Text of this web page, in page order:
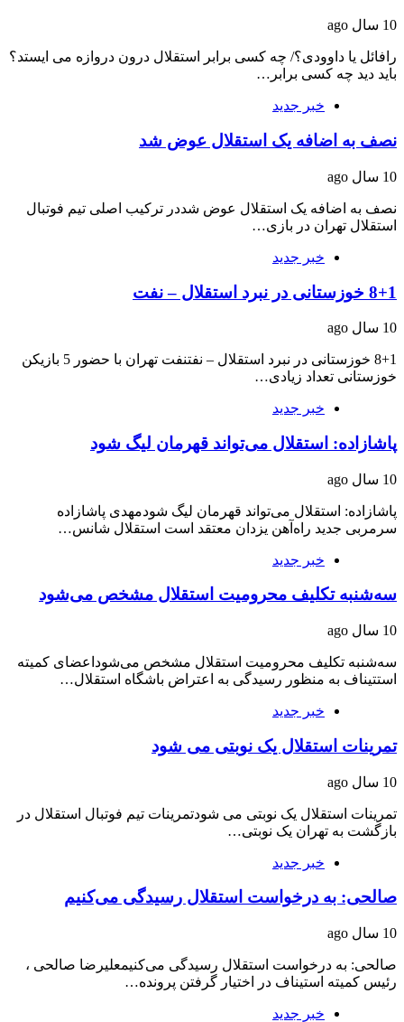
10 سال ago
رافائل یا داوودی؟/ چه کسی برابر استقلال درون دروازه می ایستد؟
باید دید چه کسی برابر…
خبر جدید
نصف به اضافه یک استقلال عوض شد
10 سال ago
نصف به اضافه یک استقلال عوض شددر ترکیب اصلی تیم فوتبال
استقلال تهران در بازی…
خبر جدید
8+1 خوزستانی در نبرد استقلال – نفت
10 سال ago
8+1 خوزستانی در نبرد استقلال – نفتنفت تهران با حضور 5 بازیکن
خوزستانی تعداد زیادی…
خبر جدید
پاشازاده: استقلال می‌تواند قهرمان لیگ شود
10 سال ago
پاشازاده: استقلال می‌تواند قهرمان لیگ شودمهدی پاشازاده
سرمربی جدید راه‌آهن یزدان معتقد است استقلال شانس…
خبر جدید
سه‌شنبه تکلیف محرومیت استقلال مشخص می‌شود
10 سال ago
سه‌شنبه تکلیف محرومیت استقلال مشخص می‌شوداعضای کمیته
استتیناف به منظور رسیدگی به اعتراض باشگاه استقلال…
خبر جدید
تمرینات استقلال یک نوبتی می شود
10 سال ago
تمرینات استقلال یک نوبتی می شودتمرینات تیم فوتبال استقلال در
بازگشت به تهران یک نوبتی…
خبر جدید
صالحی: به درخواست استقلال رسیدگی می‌کنیم
10 سال ago
صالحی: به درخواست استقلال رسیدگی می‌کنیمعلیرضا صالحی ،
رئیس کمیته استیناف در اختیار گرفتن پرونده…
خبر جدید